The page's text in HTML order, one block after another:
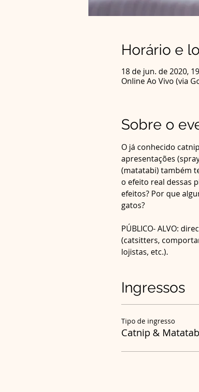
Horário e
18 de jun. de 2020,
Online Ao Vivo (via
Sobre o
O já conhecido
apresentações
(matatabi) também
o efeito real dessas
efeitos? Por que
gatos?
PÚBLICO- ALVO:
(catsitters,
lojistas, etc.).
Ingressos
Tipo de ingresso
Catnip &